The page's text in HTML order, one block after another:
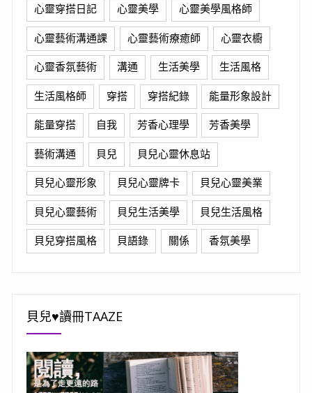
心靈穿搭日記 心靈美學 心靈美學風格師
心靈藝術溝通課 心靈藝術療癒師 心靈衣櫥
心靈香氛藝術 溝通 生活美學 生活風格
生活風格師 穿搭 穿搭紀錄 能量形象設計
能量穿搭 自我 芳香心理學 芳香美學
藝術溝通 貝兒 貝兒心靈休息站
貝兒心靈形象 貝兒心靈牌卡 貝兒心靈美業
貝兒心靈藝術 貝兒生活美學 貝兒生活風格
貝兒穿搭風格 貝語錄 關係 香氛美學
貝兒♥讀冊TAAZE